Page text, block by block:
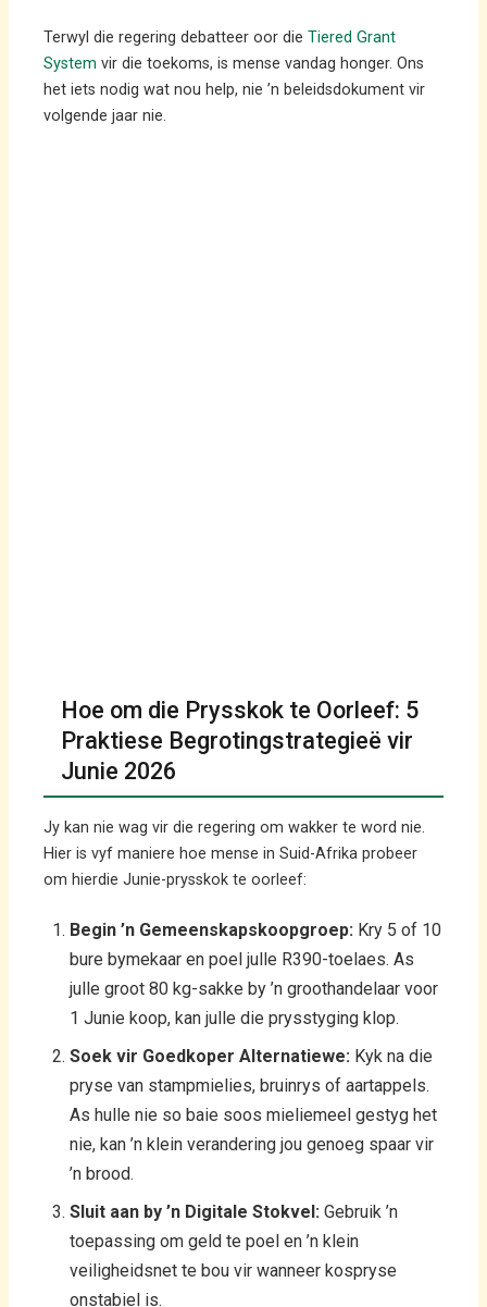
Terwyl die regering debatteer oor die Tiered Grant
System vir die toekoms, is mense vandag honger. Ons
het iets nodig wat nou help, nie ’n beleidsdokument vir
volgende jaar nie.
Hoe om die Prysskok te Oorleef: 5
Praktiese Begrotingstrategieë vir
Junie 2026
Jy kan nie wag vir die regering om wakker te word nie.
Hier is vyf maniere hoe mense in Suid-Afrika probeer
om hierdie Junie-prysskok te oorleef:
Begin ’n Gemeenskapskoopgroep: Kry 5 of 10
bure bymekaar en poel julle R390-toelaes. As
julle groot 80 kg-sakke by ’n groothandelaar voor
1 Junie koop, kan julle die prysstyging klop.
Soek vir Goedkoper Alternatiewe: Kyk na die
pryse van stampmielies, bruinrys of aartappels.
As hulle nie so baie soos mieliemeel gestyg het
nie, kan ’n klein verandering jou genoeg spaar vir
’n brood.
Sluit aan by ’n Digitale Stokvel: Gebruik ’n
toepassing om geld te poel en ’n klein
veiligheidsnet te bou vir wanneer kospryse
onstabiel is.